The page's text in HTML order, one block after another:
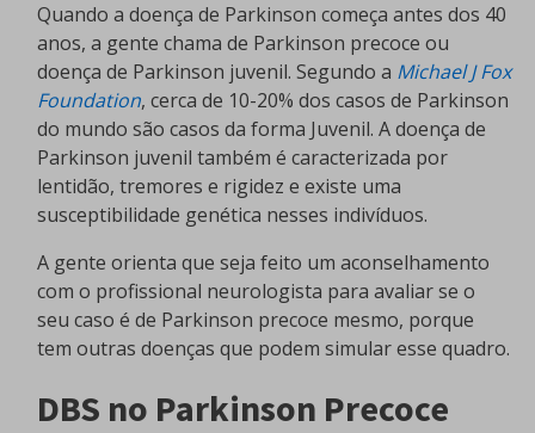
Quando a doença de Parkinson começa antes dos 40
anos, a gente chama de Parkinson precoce ou
doença de Parkinson juvenil. Segundo a Michael J Fox
Foundation, cerca de 10-20% dos casos de Parkinson
do mundo são casos da forma Juvenil. A doença de
Parkinson juvenil também é caracterizada por
lentidão, tremores e rigidez e existe uma
susceptibilidade genética nesses indivíduos.
A gente orienta que seja feito um aconselhamento
com o profissional neurologista para avaliar se o
seu caso é de Parkinson precoce mesmo, porque
tem outras doenças que podem simular esse quadro.
DBS no Parkinson Precoce